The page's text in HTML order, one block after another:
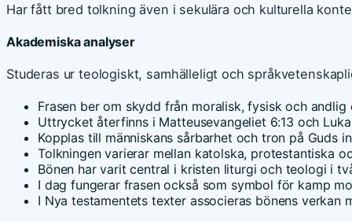
Har fått bred tolkning även i sekulära och kulturella
Akademiska analyser
Studeras ur teologiskt, samhälleligt och
Frasen ber om skydd från moralisk, fysisk och andlig
Uttrycket återfinns i Matteusevangeliet 6:13 och
Kopplas till människans sårbarhet och tron på Guds
Tolkningen varierar mellan katolska, protestantiska
Bönen har varit central i kristen liturgi och teologi i
I dag fungerar frasen också som symbol för kamp
I Nya testamentets texter associeras bönens verkan